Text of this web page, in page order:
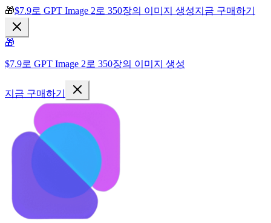
🎁$7.9로 GPT Image 2로 350장의 이미지 생성지금 구매하기
🎁
$7.9로 GPT Image 2로 350장의 이미지 생성
지금 구매하기